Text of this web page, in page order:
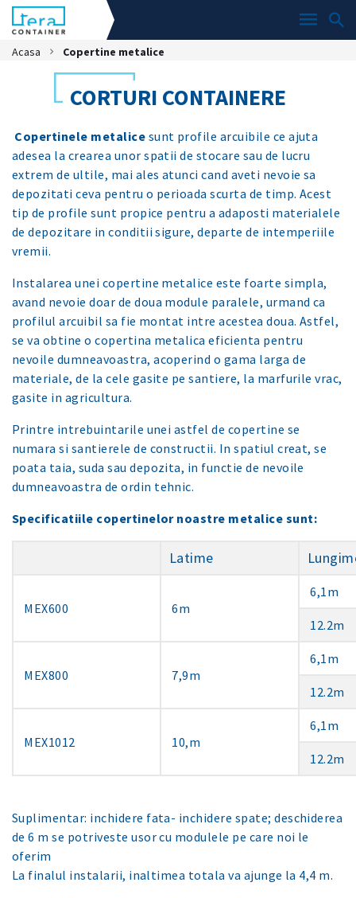
Acasa Copertine metalice
CORTURI CONTAINERE
Copertinele metalice sunt profile arcuibile ce ajuta
adesea la crearea unor spatii de stocare sau de lucru
extrem de ultile, mai ales atunci cand aveti nevoie sa
depozitati ceva pentru o perioada scurta de timp. Acest
tip de profile sunt propice pentru a adaposti materialele
de depozitare in conditii sigure, departe de intemperiile
vremii.
Instalarea unei copertine metalice este foarte simpla,
avand nevoie doar de doua module paralele, urmand ca
profilul arcuibil sa fie montat intre acestea doua. Astfel,
se va obtine o copertina metalica eficienta pentru
nevoile dumneavoastra, acoperind o gama larga de
materiale, de la cele gasite pe santiere, la marfurile vrac,
gasite in agricultura.
Printre intrebuintarile unei astfel de copertine se
numara si santierele de constructii. In spatiul creat, se
poata taia, suda sau depozita, in functie de nevoile
dumneavoastra de ordin tehnic.
Specificatiile copertinelor noastre metalice sunt:
Latime
MEX600 6m
6,1m
12.2m
MEX800 7,9m
6,1m
12.2m
MEX1012 10,m
6,1m
12.2m
Suplimentar: inchidere fata- inchidere spate; deschiderea
de 6 m se potriveste usor cu modulele pe care noi le
oferim
La finalul instalarii, inaltimea totala va ajunge la 4,4 m.